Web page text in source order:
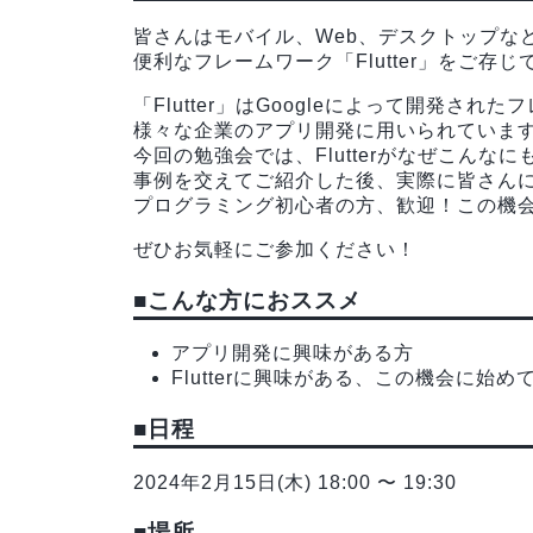
皆さんはモバイル、Web、デスクトップな
便利なフレームワーク「Flutter」をご存じ
「Flutter」はGoogleによって開発された
様々な企業のアプリ開発に用いられていま
今回の勉強会では、Flutterがなぜこんなに
事例を交えてご紹介した後、実際に皆さん
プログラミング初心者の方、歓迎！この機
ぜひお気軽にご参加ください！
■こんな方におススメ
アプリ開発に興味がある方
Flutterに興味がある、この機会に始め
■日程
2024年2月15日(木) 18:00 〜 19:30